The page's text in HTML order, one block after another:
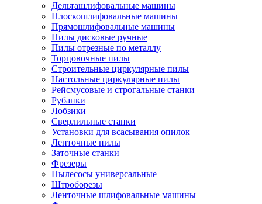
Дельташлифовальные машины
Плоскошлифовальные машины
Прямошлифовальные машины
Пилы дисковые ручные
Пилы отрезные по металлу
Торцовочные пилы
Строительные циркулярные пилы
Настольные циркулярные пилы
Рейсмусовые и строгальные станки
Рубанки
Лобзики
Сверлильные станки
Установки для всасывания опилок
Ленточные пилы
Заточные станки
Фрезеры
Пылесосы универсальные
Штроборезы
Ленточные шлифовальные машины